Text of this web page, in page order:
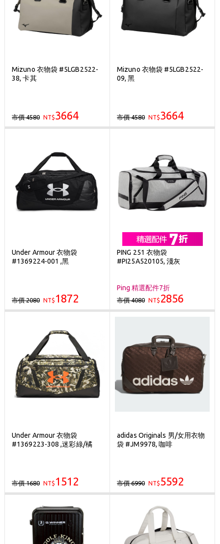
Mizuno 衣物袋 #5LGB2522-
38, 卡其
市價 4580 NT$3664
Mizuno 衣物袋 #5LGB2522-
09, 黑
市價 4580 NT$3664
Under Armour 衣物袋
#1369224-001 ,黑
市價 2080 NT$ 1872
PING 251 衣物袋
#PI25A520105, 淺灰
Ping 精選配件7折
市價 4080 NT$ 2856
Under Armour 衣物袋
#1369223-308 ,迷彩綠/橘
市價 1680 NT$ 1512
adidas Originals 男/女用衣物
袋 #JM9978, 咖啡
市價 6990 NT$5592